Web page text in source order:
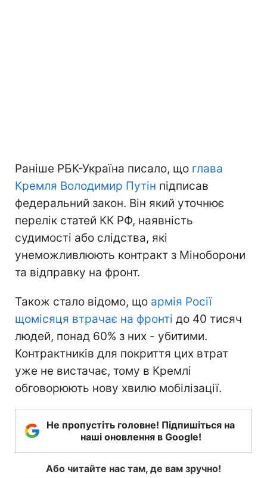
Раніше РБК-Україна писало, що глава
Кремля Володимир Путін підписав
федеральний закон. Він який уточнює
перелік статей КК РФ, наявність
судимості або слідства, які
унеможливлюють контракт з Міноборони
та відправку на фронт.
Також стало відомо, що армія Росії
щомісяця втрачає на фронті до 40 тисяч
людей, понад 60% з них - убитими.
Контрактників для покриття цих втрат
уже не вистачає, тому в Кремлі
обговорюють нову хвилю мобілізації.
Не пропустіть головне! Підпишіться на
наші оновлення в Google!
Або читайте нас там, де вам зручно!